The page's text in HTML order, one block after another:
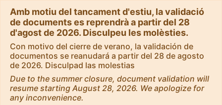
Amb motiu del tancament d'estiu, la validació
de documents es reprendrà a partir del 28
d'agost de 2026. Disculpeu les molèsties.
Con motivo del cierre de verano, la validación de
documentos se reanudará a partir del 28 de agosto
de 2026. Disculpad las molestias
Due to the summer closure, document validation will
resume starting August 28, 2026. We apologize for
any inconvenience.